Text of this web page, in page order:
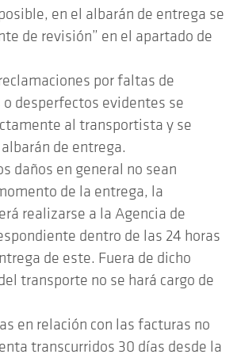
en el albarán de entrega se
de revisión” en el apartado de
por faltas de
desperfectos evidentes se
al transportista y se
de entrega.
daños en general no sean
de la entrega, la
realizarse a la Agencia de
dentro de las 24 horas
de este. Fuera de dicho
transporte no se hará cargo de
en relación con las facturas no
transcurridos 30 días desde la